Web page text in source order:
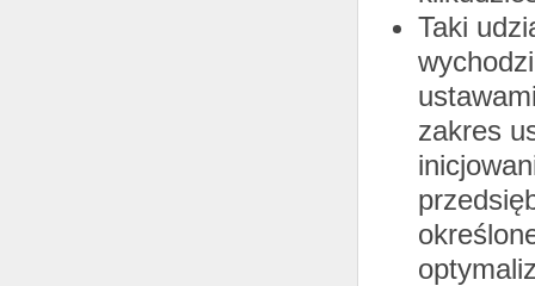
Taki
zakres